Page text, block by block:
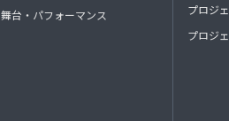
舞台・パフォーマンス
プロジ
プロジ